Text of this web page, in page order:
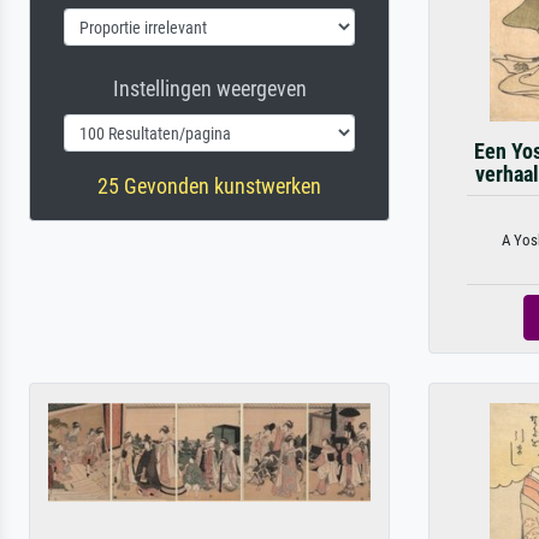
Instellingen weergeven
25 Gevonden kunstwerken
Een
A